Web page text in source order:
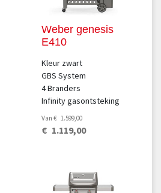
Weber genesis
E410
Kleur zwart
GBS System
4 Branders
Infinity gasontsteking
Van € 1.599,00
€ 1.119,00